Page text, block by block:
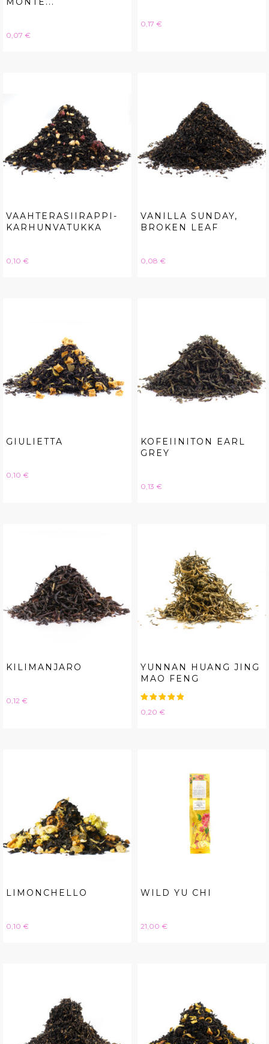
Hinta
0,07 €
Hinta
0,17 €
VAAHTERASIIRAPPI-
KARHUNVATUKKA
Hinta
0,10 €
VANILLA SUNDAY,
BROKEN LEAF
Hinta
0,08 €
GIULIETTA
Hinta
0,10 €
KOFEIINITON EARL
GREY
Hinta
0,13 €
KILIMANJARO
Hinta
0,12 €
YUNNAN HUANG JING
MAO FENG
Hinta
0,20 €
LIMONCHELLO
Hinta
0,10 €
WILD YU CHI
Hinta
21,00 €